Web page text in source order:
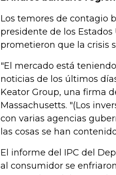
Los temores de contagio
presidente de los
prometieron que la crisis
"El mercado está
noticias de los últimos
Keator Group, una firma
Massachusetts. "(Los
con varias agencias
las cosas se han
El informe del IPC del
al consumidor se